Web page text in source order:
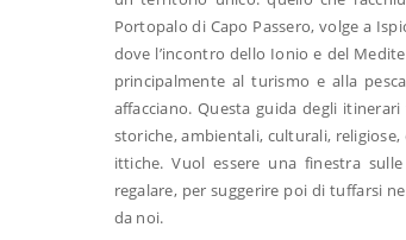
Portopalo di Capo Passero, volge a
dove l’incontro dello Ionio e del
principalmente al turismo e alla
affacciano. Questa guida degli
storiche, ambientali, culturali,
ittiche. Vuol essere una finestra
regalare, per suggerire poi di tuffarsi
da noi.